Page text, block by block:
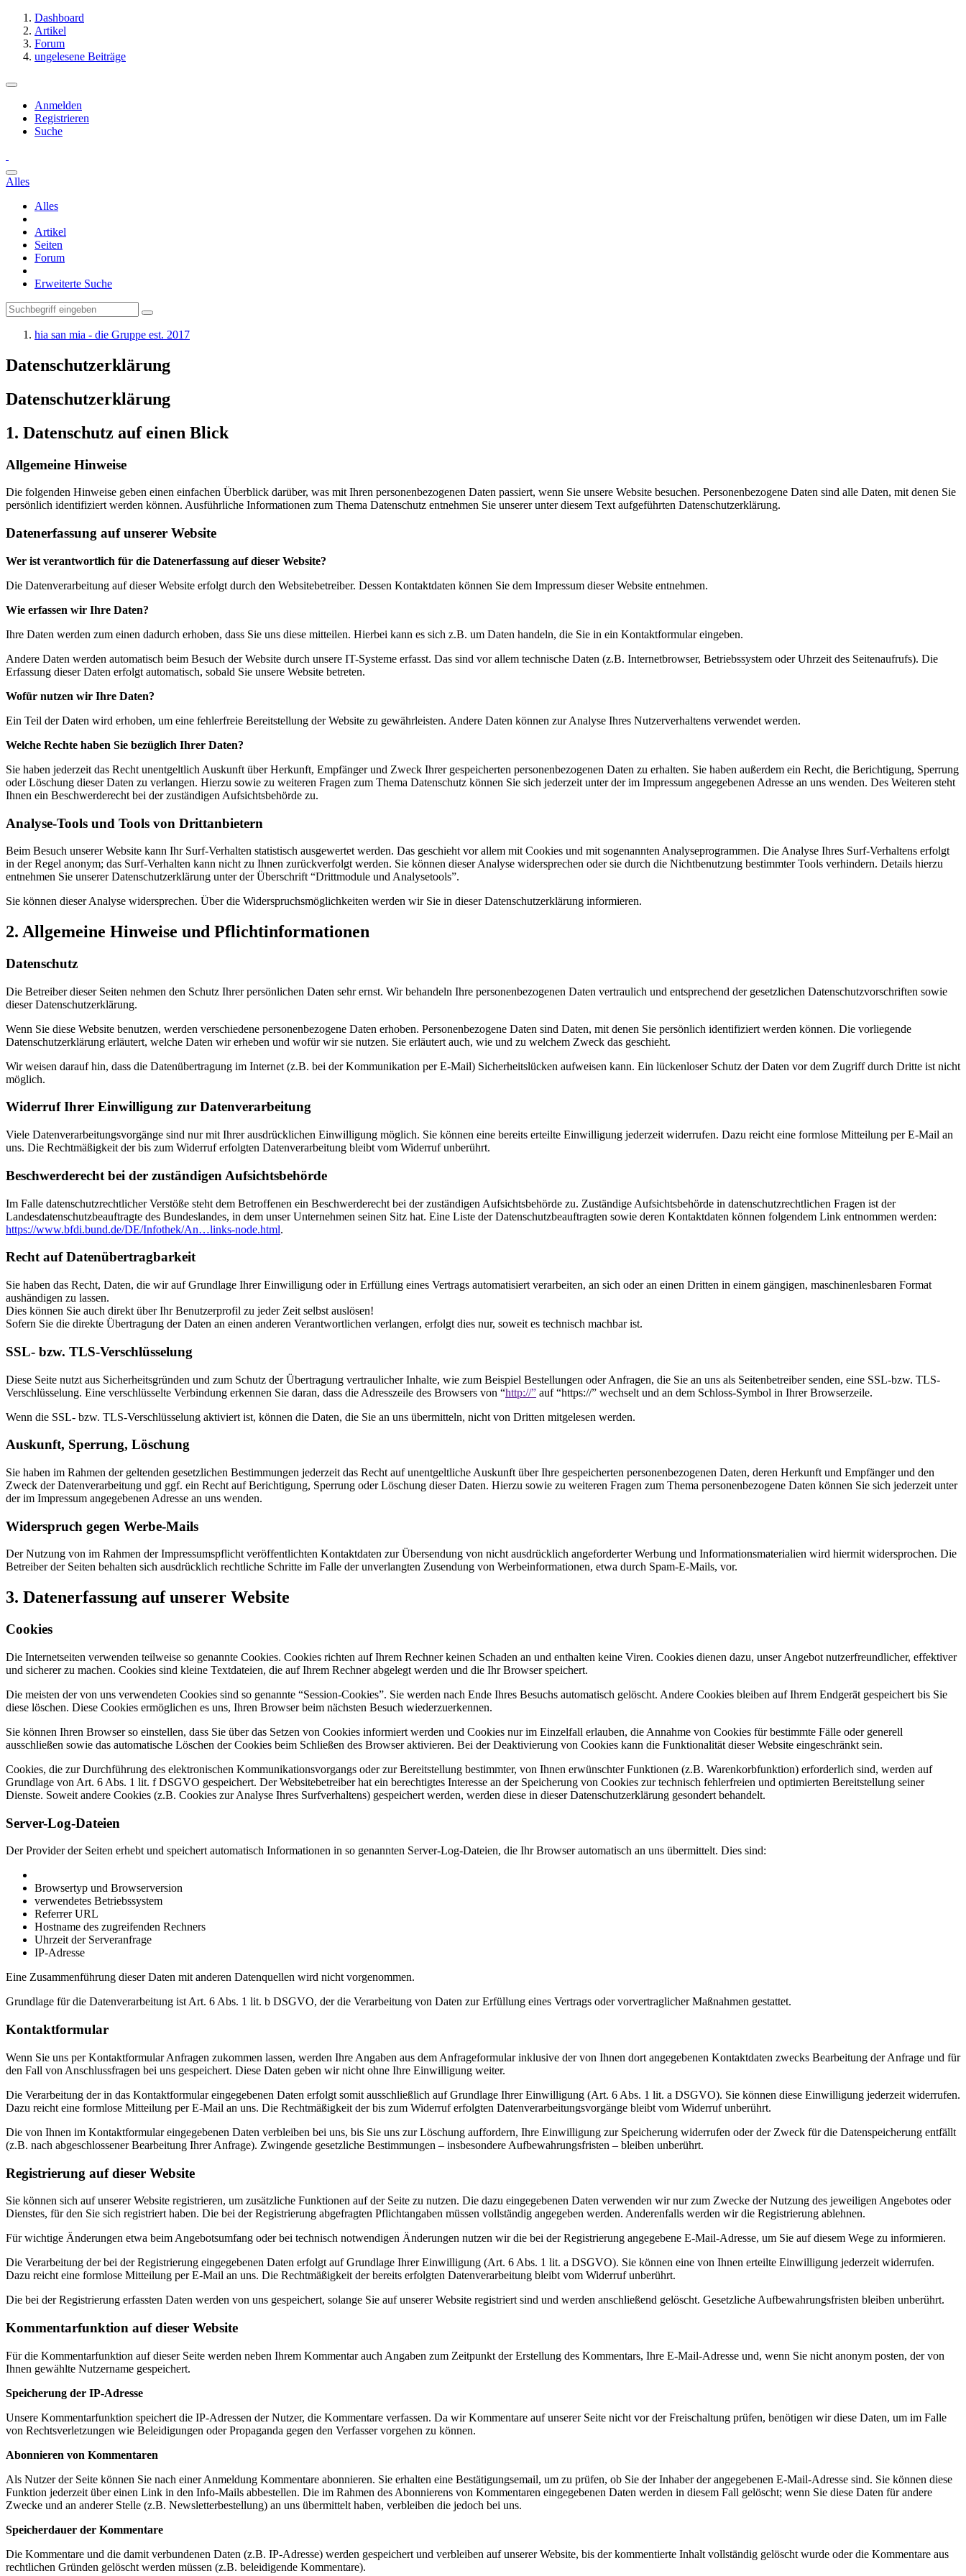
Dashboard
Artikel
Forum
ungelesene Beiträge
Anmelden
Registrieren
Suche
Alles
Alles
Artikel
Seiten
Forum
Erweiterte Suche
hia san mia - die Gruppe est. 2017
Datenschutzerklärung
Datenschutzerklärung
1. Datenschutz auf einen Blick
Allgemeine Hinweise
Die folgenden Hinweise geben einen einfachen Überblick darüber, was mit Ihren personenbezogenen Daten passiert, wenn Sie unsere Website besuchen. Personenbezogene Daten sind alle Daten, mit denen Sie
persönlich identifiziert werden können. Ausführliche Informationen zum Thema Datenschutz entnehmen Sie unserer unter diesem Text aufgeführten Datenschutzerklärung.
Datenerfassung auf unserer Website
Wer ist verantwortlich für die Datenerfassung auf dieser Website?
Die Datenverarbeitung auf dieser Website erfolgt durch den Websitebetreiber. Dessen Kontaktdaten können Sie dem Impressum dieser Website entnehmen.
Wie erfassen wir Ihre Daten?
Ihre Daten werden zum einen dadurch erhoben, dass Sie uns diese mitteilen. Hierbei kann es sich z.B. um Daten handeln, die Sie in ein Kontaktformular eingeben.
Andere Daten werden automatisch beim Besuch der Website durch unsere IT-Systeme erfasst. Das sind vor allem technische Daten (z.B. Internetbrowser, Betriebssystem oder Uhrzeit des Seitenaufrufs). Die
Erfassung dieser Daten erfolgt automatisch, sobald Sie unsere Website betreten.
Wofür nutzen wir Ihre Daten?
Ein Teil der Daten wird erhoben, um eine fehlerfreie Bereitstellung der Website zu gewährleisten. Andere Daten können zur Analyse Ihres Nutzerverhaltens verwendet werden.
Welche Rechte haben Sie bezüglich Ihrer Daten?
Sie haben jederzeit das Recht unentgeltlich Auskunft über Herkunft, Empfänger und Zweck Ihrer gespeicherten personenbezogenen Daten zu erhalten. Sie haben außerdem ein Recht, die Berichtigung, Sperrung
oder Löschung dieser Daten zu verlangen. Hierzu sowie zu weiteren Fragen zum Thema Datenschutz können Sie sich jederzeit unter der im Impressum angegebenen Adresse an uns wenden. Des Weiteren steht
Ihnen ein Beschwerderecht bei der zuständigen Aufsichtsbehörde zu.
Analyse-Tools und Tools von Drittanbietern
Beim Besuch unserer Website kann Ihr Surf-Verhalten statistisch ausgewertet werden. Das geschieht vor allem mit Cookies und mit sogenannten Analyseprogrammen. Die Analyse Ihres Surf-Verhaltens erfolgt
in der Regel anonym; das Surf-Verhalten kann nicht zu Ihnen zurückverfolgt werden. Sie können dieser Analyse widersprechen oder sie durch die Nichtbenutzung bestimmter Tools verhindern. Details hierzu
entnehmen Sie unserer Datenschutzerklärung unter der Überschrift “Drittmodule und Analysetools”.
Sie können dieser Analyse widersprechen. Über die Widerspruchsmöglichkeiten werden wir Sie in dieser Datenschutzerklärung informieren.
2. Allgemeine Hinweise und Pflichtinformationen
Datenschutz
Die Betreiber dieser Seiten nehmen den Schutz Ihrer persönlichen Daten sehr ernst. Wir behandeln Ihre personenbezogenen Daten vertraulich und entsprechend der gesetzlichen Datenschutzvorschriften sowie
dieser Datenschutzerklärung.
Wenn Sie diese Website benutzen, werden verschiedene personenbezogene Daten erhoben. Personenbezogene Daten sind Daten, mit denen Sie persönlich identifiziert werden können. Die vorliegende
Datenschutzerklärung erläutert, welche Daten wir erheben und wofür wir sie nutzen. Sie erläutert auch, wie und zu welchem Zweck das geschieht.
Wir weisen darauf hin, dass die Datenübertragung im Internet (z.B. bei der Kommunikation per E-Mail) Sicherheitslücken aufweisen kann. Ein lückenloser Schutz der Daten vor dem Zugriff durch Dritte ist nicht
möglich.
Widerruf Ihrer Einwilligung zur Datenverarbeitung
Viele Datenverarbeitungsvorgänge sind nur mit Ihrer ausdrücklichen Einwilligung möglich. Sie können eine bereits erteilte Einwilligung jederzeit widerrufen. Dazu reicht eine formlose Mitteilung per E-Mail an
uns. Die Rechtmäßigkeit der bis zum Widerruf erfolgten Datenverarbeitung bleibt vom Widerruf unberührt.
Beschwerderecht bei der zuständigen Aufsichtsbehörde
Im Falle datenschutzrechtlicher Verstöße steht dem Betroffenen ein Beschwerderecht bei der zuständigen Aufsichtsbehörde zu. Zuständige Aufsichtsbehörde in datenschutzrechtlichen Fragen ist der
Landesdatenschutzbeauftragte des Bundeslandes, in dem unser Unternehmen seinen Sitz hat. Eine Liste der Datenschutzbeauftragten sowie deren Kontaktdaten können folgendem Link entnommen werden:
https://www.bfdi.bund.de/DE/Infothek/An…links-node.html.
Recht auf Datenübertragbarkeit
Sie haben das Recht, Daten, die wir auf Grundlage Ihrer Einwilligung oder in Erfüllung eines Vertrags automatisiert verarbeiten, an sich oder an einen Dritten in einem gängigen, maschinenlesbaren Format
aushändigen zu lassen.
Dies können Sie auch direkt über Ihr Benutzerprofil zu jeder Zeit selbst auslösen!
Sofern Sie die direkte Übertragung der Daten an einen anderen Verantwortlichen verlangen, erfolgt dies nur, soweit es technisch machbar ist.
SSL- bzw. TLS-Verschlüsselung
Diese Seite nutzt aus Sicherheitsgründen und zum Schutz der Übertragung vertraulicher Inhalte, wie zum Beispiel Bestellungen oder Anfragen, die Sie an uns als Seitenbetreiber senden, eine SSL-bzw. TLS-
Verschlüsselung. Eine verschlüsselte Verbindung erkennen Sie daran, dass die Adresszeile des Browsers von “http://” auf “https://” wechselt und an dem Schloss-Symbol in Ihrer Browserzeile.
Wenn die SSL- bzw. TLS-Verschlüsselung aktiviert ist, können die Daten, die Sie an uns übermitteln, nicht von Dritten mitgelesen werden.
Auskunft, Sperrung, Löschung
Sie haben im Rahmen der geltenden gesetzlichen Bestimmungen jederzeit das Recht auf unentgeltliche Auskunft über Ihre gespeicherten personenbezogenen Daten, deren Herkunft und Empfänger und den
Zweck der Datenverarbeitung und ggf. ein Recht auf Berichtigung, Sperrung oder Löschung dieser Daten. Hierzu sowie zu weiteren Fragen zum Thema personenbezogene Daten können Sie sich jederzeit unter
der im Impressum angegebenen Adresse an uns wenden.
Widerspruch gegen Werbe-Mails
Der Nutzung von im Rahmen der Impressumspflicht veröffentlichten Kontaktdaten zur Übersendung von nicht ausdrücklich angeforderter Werbung und Informationsmaterialien wird hiermit widersprochen. Die
Betreiber der Seiten behalten sich ausdrücklich rechtliche Schritte im Falle der unverlangten Zusendung von Werbeinformationen, etwa durch Spam-E-Mails, vor.
3. Datenerfassung auf unserer Website
Cookies
Die Internetseiten verwenden teilweise so genannte Cookies. Cookies richten auf Ihrem Rechner keinen Schaden an und enthalten keine Viren. Cookies dienen dazu, unser Angebot nutzerfreundlicher, effektiver
und sicherer zu machen. Cookies sind kleine Textdateien, die auf Ihrem Rechner abgelegt werden und die Ihr Browser speichert.
Die meisten der von uns verwendeten Cookies sind so genannte “Session-Cookies”. Sie werden nach Ende Ihres Besuchs automatisch gelöscht. Andere Cookies bleiben auf Ihrem Endgerät gespeichert bis Sie
diese löschen. Diese Cookies ermöglichen es uns, Ihren Browser beim nächsten Besuch wiederzuerkennen.
Sie können Ihren Browser so einstellen, dass Sie über das Setzen von Cookies informiert werden und Cookies nur im Einzelfall erlauben, die Annahme von Cookies für bestimmte Fälle oder generell
ausschließen sowie das automatische Löschen der Cookies beim Schließen des Browser aktivieren. Bei der Deaktivierung von Cookies kann die Funktionalität dieser Website eingeschränkt sein.
Cookies, die zur Durchführung des elektronischen Kommunikationsvorgangs oder zur Bereitstellung bestimmter, von Ihnen erwünschter Funktionen (z.B. Warenkorbfunktion) erforderlich sind, werden auf
Grundlage von Art. 6 Abs. 1 lit. f DSGVO gespeichert. Der Websitebetreiber hat ein berechtigtes Interesse an der Speicherung von Cookies zur technisch fehlerfreien und optimierten Bereitstellung seiner
Dienste. Soweit andere Cookies (z.B. Cookies zur Analyse Ihres Surfverhaltens) gespeichert werden, werden diese in dieser Datenschutzerklärung gesondert behandelt.
Server-Log-Dateien
Der Provider der Seiten erhebt und speichert automatisch Informationen in so genannten Server-Log-Dateien, die Ihr Browser automatisch an uns übermittelt. Dies sind:
Browsertyp und Browserversion
verwendetes Betriebssystem
Referrer URL
Hostname des zugreifenden Rechners
Uhrzeit der Serveranfrage
IP-Adresse
Eine Zusammenführung dieser Daten mit anderen Datenquellen wird nicht vorgenommen.
Grundlage für die Datenverarbeitung ist Art. 6 Abs. 1 lit. b DSGVO, der die Verarbeitung von Daten zur Erfüllung eines Vertrags oder vorvertraglicher Maßnahmen gestattet.
Kontaktformular
Wenn Sie uns per Kontaktformular Anfragen zukommen lassen, werden Ihre Angaben aus dem Anfrageformular inklusive der von Ihnen dort angegebenen Kontaktdaten zwecks Bearbeitung der Anfrage und für
den Fall von Anschlussfragen bei uns gespeichert. Diese Daten geben wir nicht ohne Ihre Einwilligung weiter.
Die Verarbeitung der in das Kontaktformular eingegebenen Daten erfolgt somit ausschließlich auf Grundlage Ihrer Einwilligung (Art. 6 Abs. 1 lit. a DSGVO). Sie können diese Einwilligung jederzeit widerrufen.
Dazu reicht eine formlose Mitteilung per E-Mail an uns. Die Rechtmäßigkeit der bis zum Widerruf erfolgten Datenverarbeitungsvorgänge bleibt vom Widerruf unberührt.
Die von Ihnen im Kontaktformular eingegebenen Daten verbleiben bei uns, bis Sie uns zur Löschung auffordern, Ihre Einwilligung zur Speicherung widerrufen oder der Zweck für die Datenspeicherung entfällt
(z.B. nach abgeschlossener Bearbeitung Ihrer Anfrage). Zwingende gesetzliche Bestimmungen – insbesondere Aufbewahrungsfristen – bleiben unberührt.
Registrierung auf dieser Website
Sie können sich auf unserer Website registrieren, um zusätzliche Funktionen auf der Seite zu nutzen. Die dazu eingegebenen Daten verwenden wir nur zum Zwecke der Nutzung des jeweiligen Angebotes oder
Dienstes, für den Sie sich registriert haben. Die bei der Registrierung abgefragten Pflichtangaben müssen vollständig angegeben werden. Anderenfalls werden wir die Registrierung ablehnen.
Für wichtige Änderungen etwa beim Angebotsumfang oder bei technisch notwendigen Änderungen nutzen wir die bei der Registrierung angegebene E-Mail-Adresse, um Sie auf diesem Wege zu informieren.
Die Verarbeitung der bei der Registrierung eingegebenen Daten erfolgt auf Grundlage Ihrer Einwilligung (Art. 6 Abs. 1 lit. a DSGVO). Sie können eine von Ihnen erteilte Einwilligung jederzeit widerrufen.
Dazu reicht eine formlose Mitteilung per E-Mail an uns. Die Rechtmäßigkeit der bereits erfolgten Datenverarbeitung bleibt vom Widerruf unberührt.
Die bei der Registrierung erfassten Daten werden von uns gespeichert, solange Sie auf unserer Website registriert sind und werden anschließend gelöscht. Gesetzliche Aufbewahrungsfristen bleiben unberührt.
Kommentarfunktion auf dieser Website
Für die Kommentarfunktion auf dieser Seite werden neben Ihrem Kommentar auch Angaben zum Zeitpunkt der Erstellung des Kommentars, Ihre E-Mail-Adresse und, wenn Sie nicht anonym posten, der von
Ihnen gewählte Nutzername gespeichert.
Speicherung der IP-Adresse
Unsere Kommentarfunktion speichert die IP-Adressen der Nutzer, die Kommentare verfassen. Da wir Kommentare auf unserer Seite nicht vor der Freischaltung prüfen, benötigen wir diese Daten, um im Falle
von Rechtsverletzungen wie Beleidigungen oder Propaganda gegen den Verfasser vorgehen zu können.
Abonnieren von Kommentaren
Als Nutzer der Seite können Sie nach einer Anmeldung Kommentare abonnieren. Sie erhalten eine Bestätigungsemail, um zu prüfen, ob Sie der Inhaber der angegebenen E-Mail-Adresse sind. Sie können diese
Funktion jederzeit über einen Link in den Info-Mails abbestellen. Die im Rahmen des Abonnierens von Kommentaren eingegebenen Daten werden in diesem Fall gelöscht; wenn Sie diese Daten für andere
Zwecke und an anderer Stelle (z.B. Newsletterbestellung) an uns übermittelt haben, verbleiben die jedoch bei uns.
Speicherdauer der Kommentare
Die Kommentare und die damit verbundenen Daten (z.B. IP-Adresse) werden gespeichert und verbleiben auf unserer Website, bis der kommentierte Inhalt vollständig gelöscht wurde oder die Kommentare aus
rechtlichen Gründen gelöscht werden müssen (z.B. beleidigende Kommentare).